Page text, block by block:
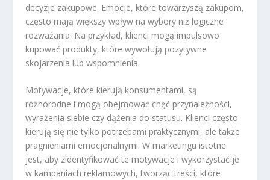
decyzje zakupowe. Emocje, które towarzyszą zakupom,
często mają większy wpływ na wybory niż logiczne
rozważania. Na przykład, klienci mogą impulsowo
kupować produkty, które wywołują pozytywne
skojarzenia lub wspomnienia.
Motywacje, które kierują konsumentami, są
różnorodne i mogą obejmować chęć przynależności,
wyrażenia siebie czy dążenia do statusu. Klienci często
kierują się nie tylko potrzebami praktycznymi, ale także
pragnieniami emocjonalnymi. W marketingu istotne
jest, aby zidentyfikować te motywacje i wykorzystać je
w kampaniach reklamowych, tworząc treści, które